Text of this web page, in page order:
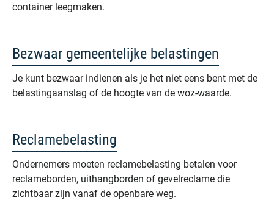
container leegmaken.
Bezwaar gemeentelijke belastingen
Je kunt bezwaar indienen als je het niet eens bent met de
belastingaanslag of de hoogte van de woz-waarde.
Reclamebelasting
Ondernemers moeten reclamebelasting betalen voor
reclameborden, uithangborden of gevelreclame die
zichtbaar zijn vanaf de openbare weg.